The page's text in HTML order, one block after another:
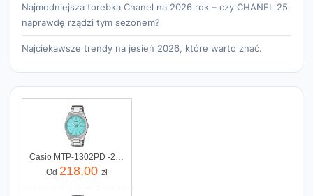
Najmodniejsza torebka Chanel na 2026 rok – czy CHANEL 25
naprawdę rządzi tym sezonem?
Najciekawsze trendy na jesień 2026, które warto znać.
Od 218,00 zł